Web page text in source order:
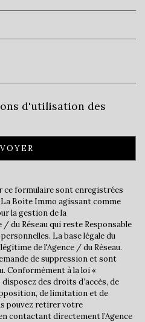
d'utilisation des
ce formulaire sont enregistrées
Boite Immo agissant comme
la gestion de la
du Réseau qui reste Responsable
La base légale du
de l'Agence / du Réseau.
de suppression et sont
Conformément à la loi «
des droits d’accès, de
de limitation et de
pouvez retirer votre
contactant directement l’Agence